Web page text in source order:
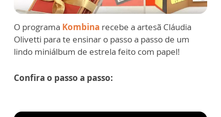
O programa Kombina recebe a artesã Cláudia
Olivetti para te ensinar o passo a passo de um
lindo miniálbum de estrela feito com papel!
Confira o passo a passo: